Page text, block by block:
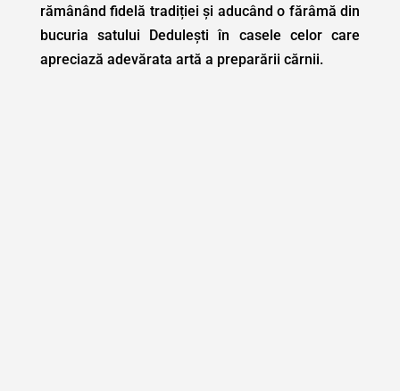
rămânând fidelă tradiției și aducând o fărâmă din
bucuria satului Dedulești în casele celor care
apreciază adevărata artă a preparării cărnii.